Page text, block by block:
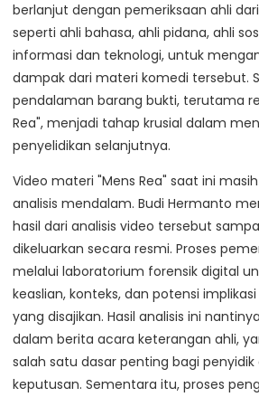
berlanjut dengan pemeriksaan ahli
seperti ahli bahasa, ahli pidana, ahli
informasi dan teknologi, untuk
dampak dari materi komedi tersebut.
pendalaman barang bukti, terutama
Rea", menjadi tahap krusial dalam
penyelidikan selanjutnya.
Video materi "Mens Rea" saat ini
analisis mendalam. Budi Hermanto
hasil dari analisis video tersebut
dikeluarkan secara resmi. Proses
melalui laboratorium forensik digital
keaslian, konteks, dan potensi
yang disajikan. Hasil analisis ini
dalam berita acara keterangan ahli,
salah satu dasar penting bagi
keputusan. Sementara itu, proses